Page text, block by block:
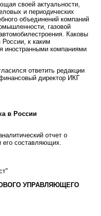
своей актуальности,
и периодических
объединений компаний
газовой
Каковы
к каким
иностранными компаниями
ответить редакции
директор ИКГ
в России
отчет о
его составляющих.
УПРАВЛЯЮЩЕГО